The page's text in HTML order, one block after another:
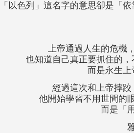
以色列」這名字的意思卻是「
上帝通過人生的危機
也知道自己真正要抓住的，
而是永生上
經過這次和上帝摔
他開始學習不用世間的
而是「